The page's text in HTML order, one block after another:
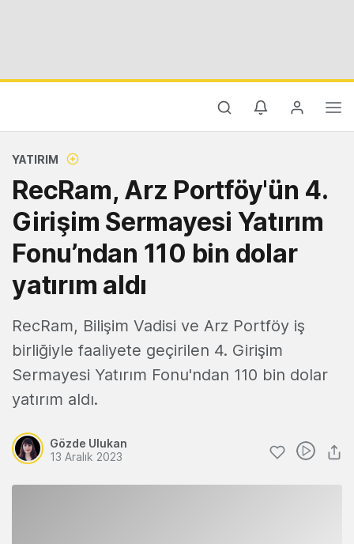
YATIRIM
RecRam, Arz Portföy'ün 4.
Girişim Sermayesi Yatırım
Fonu’ndan 110 bin dolar
yatırım aldı
RecRam, Bilişim Vadisi ve Arz Portföy iş
birliğiyle faaliyete geçirilen 4. Girişim
Sermayesi Yatırım Fonu'ndan 110 bin dolar
yatırım aldı.
Gözde Ulukan
13 Aralık 2023